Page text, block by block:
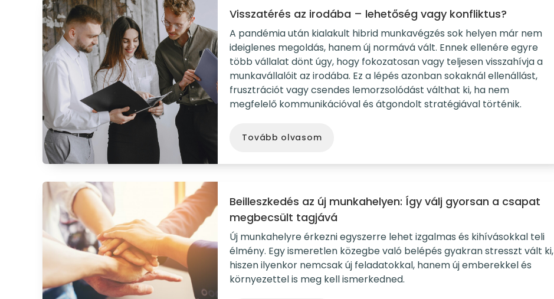
Visszatérés az irodába – lehetőség vagy konfliktus?
A pandémia után kialakult hibrid munkavégzés sok helyen már nem
ideiglenes megoldás, hanem új normává vált. Ennek ellenére egyre
több vállalat dönt úgy, hogy fokozatosan vagy teljesen visszahívja a
munkavállalóit az irodába. Ez a lépés azonban sokaknál ellenállást,
frusztrációt vagy csendes lemorzsolódást válthat ki, ha nem
megfelelő kommunikációval és átgondolt stratégiával történik.
Tovább olvasom
Beilleszkedés az új munkahelyen: Így válj gyorsan a csapat
megbecsült tagjává
Új munkahelyre érkezni egyszerre lehet izgalmas és kihívásokkal teli
élmény. Egy ismeretlen közegbe való belépés gyakran stresszt vált ki,
hiszen ilyenkor nemcsak új feladatokkal, hanem új emberekkel és
környezettel is meg kell ismerkedned.